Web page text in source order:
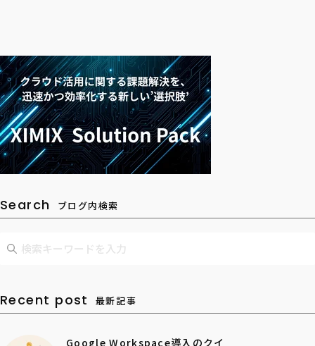
Search ブログ内検索
Recent post 最新記事
Google Workspace導入のクイ